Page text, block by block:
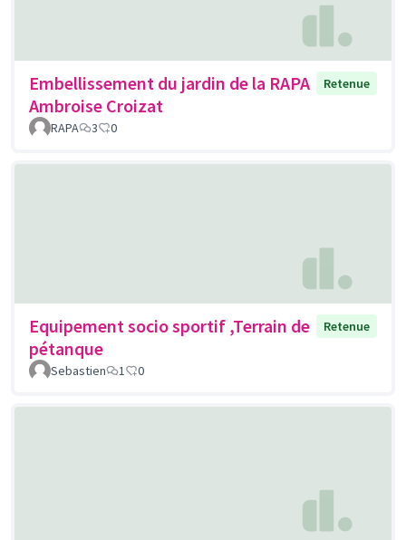
Embellissement du jardin de la RAPA
Ambroise Croizat
Retenue
RAPA 3 0
Equipement socio sportif ,Terrain de
pétanque
Retenue
Sebastien 1 0